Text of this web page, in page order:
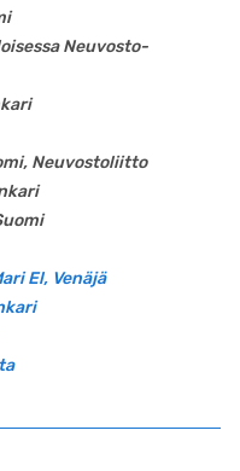
Neuvosto-
Neuvostoliitto
El, Venäjä